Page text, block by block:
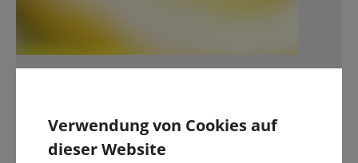
Verwendung von Cookies auf
dieser Website
Jüdisches Museum Franken